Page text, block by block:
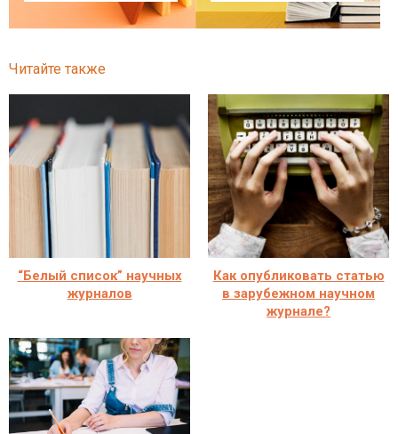
Читайте также
“Белый список” научных
журналов
Как опубликовать статью
в зарубежном научном
журнале?